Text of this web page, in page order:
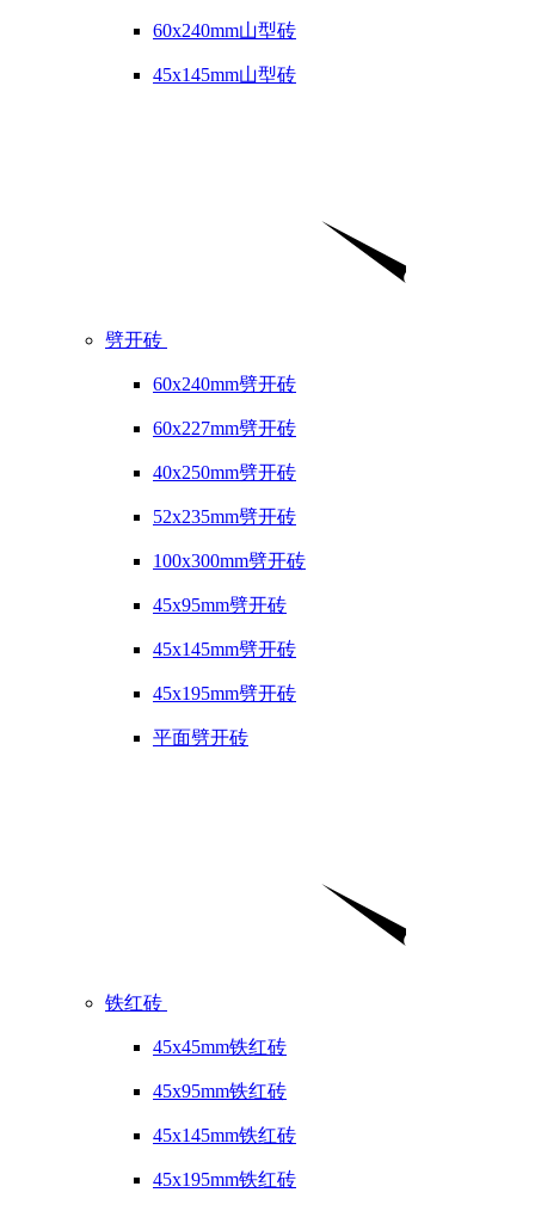
60x240mm山型砖
45x145mm山型砖
劈开砖
60x240mm劈开砖
60x227mm劈开砖
40x250mm劈开砖
52x235mm劈开砖
100x300mm劈开砖
45x95mm劈开砖
45x145mm劈开砖
45x195mm劈开砖
平面劈开砖
铁红砖
45x45mm铁红砖
45x95mm铁红砖
45x145mm铁红砖
45x195mm铁红砖